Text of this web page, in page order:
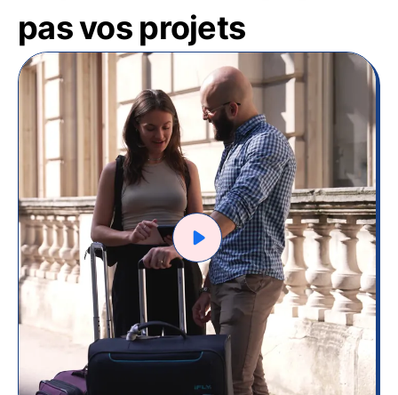
pas vos projets